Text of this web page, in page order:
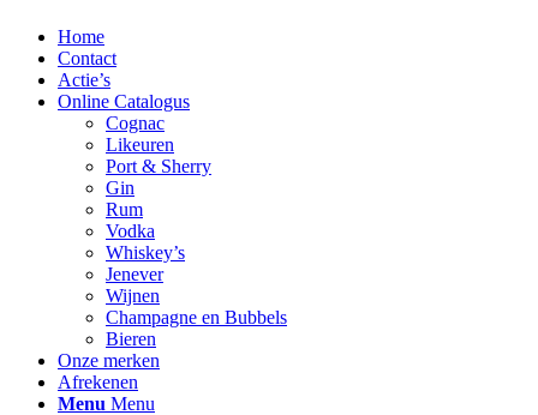
Home
Contact
Actie’s
Online Catalogus
Cognac
Likeuren
Port & Sherry
Gin
Rum
Vodka
Whiskey’s
Jenever
Wijnen
Champagne en Bubbels
Bieren
Onze merken
Afrekenen
Menu Menu